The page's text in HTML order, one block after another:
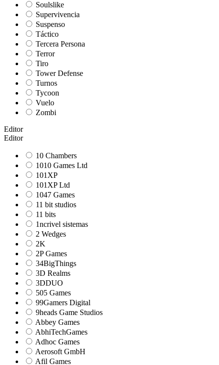
Soulslike
Supervivencia
Suspenso
Táctico
Tercera Persona
Terror
Tiro
Tower Defense
Turnos
Tycoon
Vuelo
Zombi
Editor
Editor
10 Chambers
1010 Games Ltd
101XP
101XP Ltd
1047 Games
11 bit studios
11 bits
1ncrivel sistemas
2 Wedges
2K
2P Games
34BigThings
3D Realms
3DDUO
505 Games
99Gamers Digital
9heads Game Studios
Abbey Games
AbhiTechGames
Adhoc Games
Aerosoft GmbH
Afil Games